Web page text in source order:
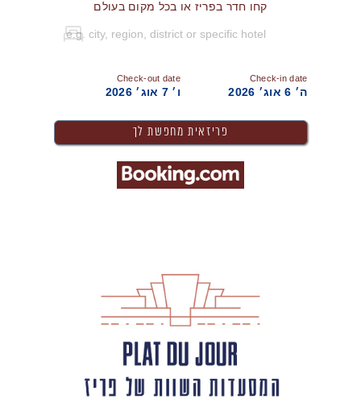
קחו חדר בפריז או בכל מקום בעולם
Check-in date
ה׳ 6 אוג׳ 2026
Check-out date
ו׳ 7 אוג׳ 2026